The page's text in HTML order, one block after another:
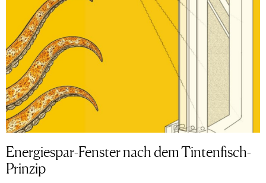
Energiespar-Fenster nach dem Tintenfisch-
Prinzip